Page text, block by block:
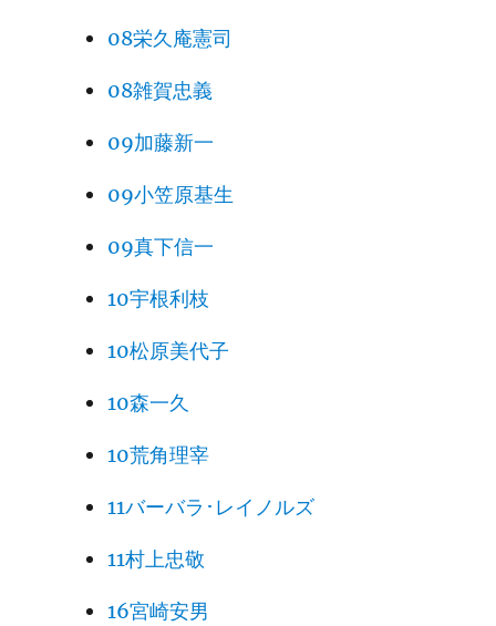
08栄久庵憲司
08雑賀忠義
09加藤新一
09小笠原基生
09真下信一
10宇根利枝
10松原美代子
10森一久
10荒角理宰
11バーバラ･レイノルズ
11村上忠敬
16宮崎安男